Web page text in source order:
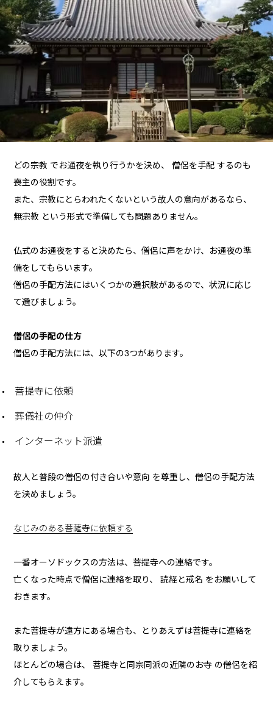
どの宗教 でお通夜を執り行うかを決め、 僧侶を手配 するのも
喪主の役割です。
また、宗教にとらわれたくないという故人の意向があるなら、
無宗教 という形式で準備しても問題ありません。
仏式のお通夜をすると決めたら、僧侶に声をかけ、お通夜の準
備をしてもらいます。
僧侶の手配方法にはいくつかの選択肢があるので、状況に応じ
て選びましょう。
僧侶の手配の仕方
僧侶の手配方法には、以下の3つがあります。
菩提寺に依頼
葬儀社の仲介
インターネット派遣
故人と普段の僧侶の付き合いや意向 を尊重し、僧侶の手配方法
を決めましょう。
なじみのある菩薩寺に依頼する
一番オーソドックスの方法は、菩提寺への連絡です。
亡くなった時点で僧侶に連絡を取り、 読経と戒名 をお願いして
おきます。
また菩提寺が遠方にある場合も、とりあえずは菩提寺に連絡を
取りましょう。
ほとんどの場合は、 菩提寺と同宗同派の近隣のお寺 の僧侶を紹
介してもらえます。